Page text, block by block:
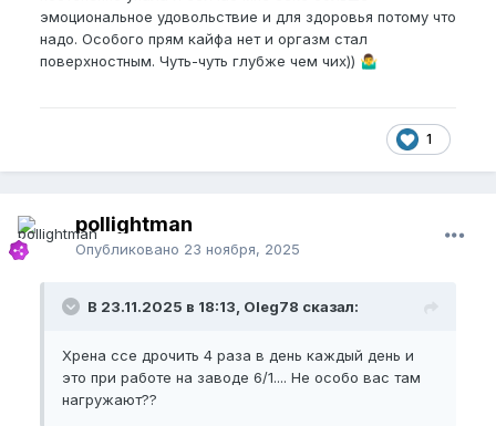
эмоциональное удовольствие и для здоровья потому что
надо. Особого прям кайфа нет и оргазм стал
поверхностным. Чуть-чуть глубже чем чих)) 🤷‍♂️
1
pollightman
Опубликовано 23 ноября, 2025
В 23.11.2025 в 18:13, Oleg78 сказал:
Хрена ссе дрочить 4 раза в день каждый день и
это при работе на заводе 6/1.... Не особо вас там
нагружают??